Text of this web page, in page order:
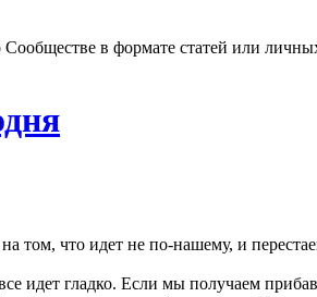
Сообществе в формате статей или
том, что идет не по-нашему, и
идет гладко. Если мы получаем